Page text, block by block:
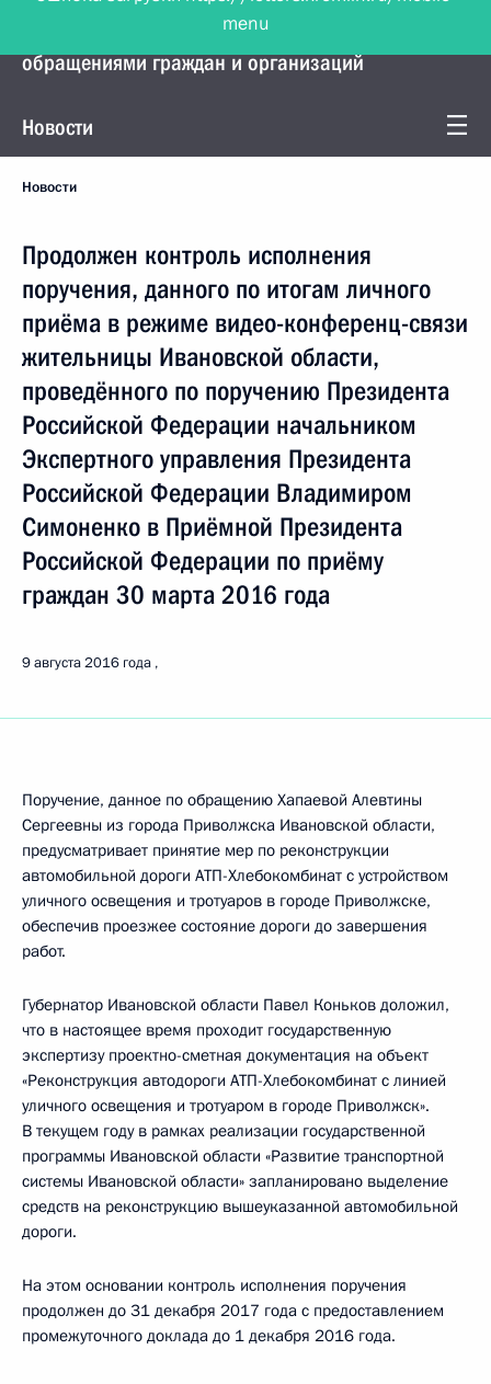
Управление Президента по работе с
обращениями граждан и организаций
Новости
Новости
Продолжен контроль исполнения
поручения, данного по итогам личного
приёма в режиме видео-конференц-связи
жительницы Ивановской области,
проведённого по поручению Президента
Российской Федерации начальником
Экспертного управления Президента
Российской Федерации Владимиром
Симоненко в Приёмной Президента
Российской Федерации по приёму
граждан 30 марта 2016 года
9 августа 2016 года
Поручение, данное по обращению Хапаевой Алевтины
Сергеевны из города Приволжска Ивановской области,
предусматривает принятие мер по реконструкции
автомобильной дороги АТП-Хлебокомбинат с устройством
уличного освещения и тротуаров в городе Приволжске,
обеспечив проезжее состояние дороги до завершения
работ.
Губернатор Ивановской области Павел Коньков доложил,
что в настоящее время проходит государственную
экспертизу проектно-сметная документация на объект
«Реконструкция автодороги АТП-Хлебокомбинат с линией
уличного освещения и тротуаром в городе Приволжск».
В текущем году в рамках реализации государственной
программы Ивановской области «Развитие транспортной
системы Ивановской области» запланировано выделение
средств на реконструкцию вышеуказанной автомобильной
дороги.
На этом основании контроль исполнения поручения
продолжен до 31 декабря 2017 года с предоставлением
промежуточного доклада до 1 декабря 2016 года.
menu